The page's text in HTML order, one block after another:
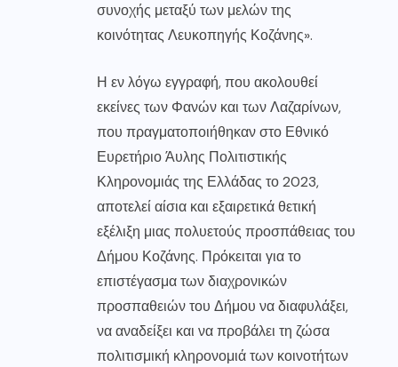
συνοχής μεταξύ των μελών της
κοινότητας Λευκοπηγής Κοζάνης».
Η εν λόγω εγγραφή, που ακολουθεί
εκείνες των Φανών και των Λαζαρίνων,
που πραγματοποιήθηκαν στο Εθνικό
Ευρετήριο Άυλης Πολιτιστικής
Κληρονομιάς της Ελλάδας το 2023,
αποτελεί αίσια και εξαιρετικά θετική
εξέλιξη μιας πολυετούς προσπάθειας του
Δήμου Κοζάνης. Πρόκειται για το
επιστέγασμα των διαχρονικών
προσπαθειών του Δήμου να διαφυλάξει,
να αναδείξει και να προβάλει τη ζώσα
πολιτισμική κληρονομιά των κοινοτήτων